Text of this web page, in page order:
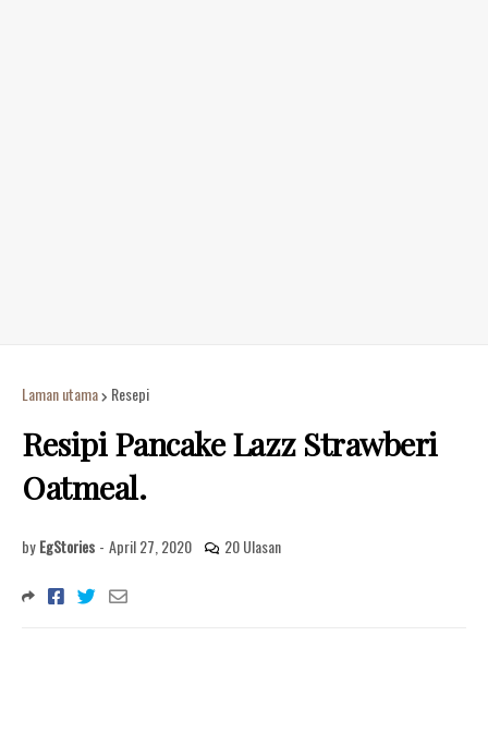
Laman utama Resepi
Resipi Pancake Lazz Strawberi
Oatmeal.
by EgStories - April 27, 2020 20 Ulasan